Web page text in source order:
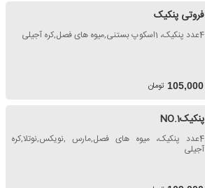
فروتی پنکیک
4عدد پنکیک، 1اسکوپ بستنی,میوه های فصل,کره آجیلی
105,000 تومان
پنکیکNO.1
4عدد پنکیک، میوه های فصل,مارس ,نویکس,نوتلا,کره
آجیلی